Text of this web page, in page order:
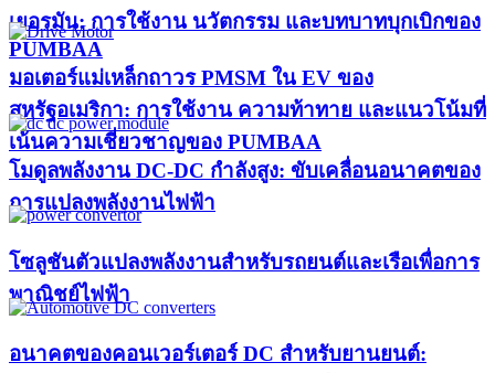
เยอรมัน: การใช้งาน นวัตกรรม และบทบาทบุกเบิกของ
PUMBAA​
มอเตอร์แม่เหล็กถาวร PMSM ใน EV ของ
สหรัฐอเมริกา: การใช้งาน ความท้าทาย และแนวโน้มที่
เน้นความเชี่ยวชาญของ PUMBAA​
โมดูลพลังงาน DC-DC กำลังสูง: ขับเคลื่อนอนาคตของ
การแปลงพลังงานไฟฟ้า
โซลูชันตัวแปลงพลังงานสำหรับรถยนต์และเรือเพื่อการ
พาณิชย์ไฟฟ้า
อนาคตของคอนเวอร์เตอร์ DC สำหรับยานยนต์: